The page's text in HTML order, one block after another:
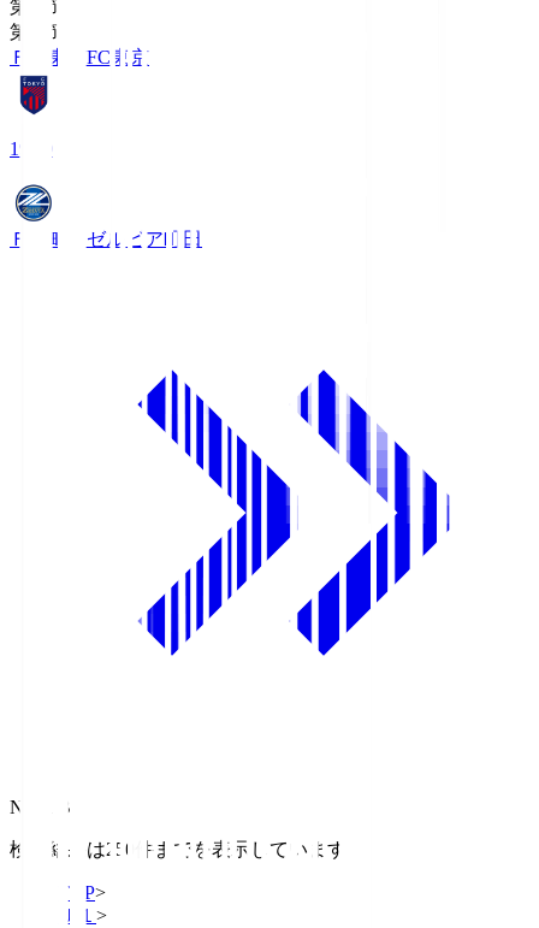
第1節
第1節
ＦＣ東京 FC東京
19:00
ＦＣ町田ゼルビア町田
NHK BS
検索結果は250件までを表示しています
TOP>
Ｊ１ >